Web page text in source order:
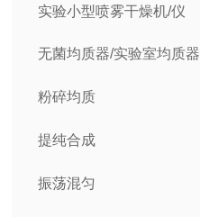
实验小型喷雾干燥机/仪
无菌均质器/实验室均质器
粉碎均质
提纯合成
振荡混匀